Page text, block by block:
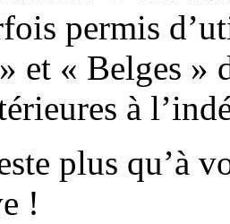
permis
et « Belges »
à
plus qu’à
!